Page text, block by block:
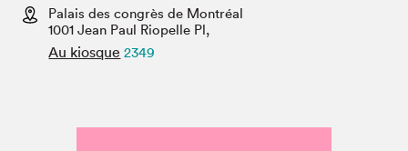
Espace médias
Palais des congrès de Montréal
1001 Jean Paul Riopelle Pl,
Au kiosque 2349